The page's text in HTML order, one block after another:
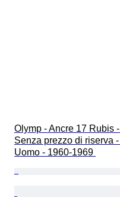
Olymp - Ancre 17 Rubis -
Senza prezzo di riserva -
Uomo - 1960-1969